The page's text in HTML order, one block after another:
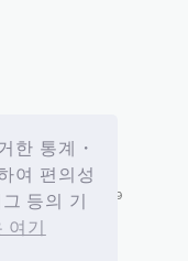
한 통계・
여 편의성
등의 기
기